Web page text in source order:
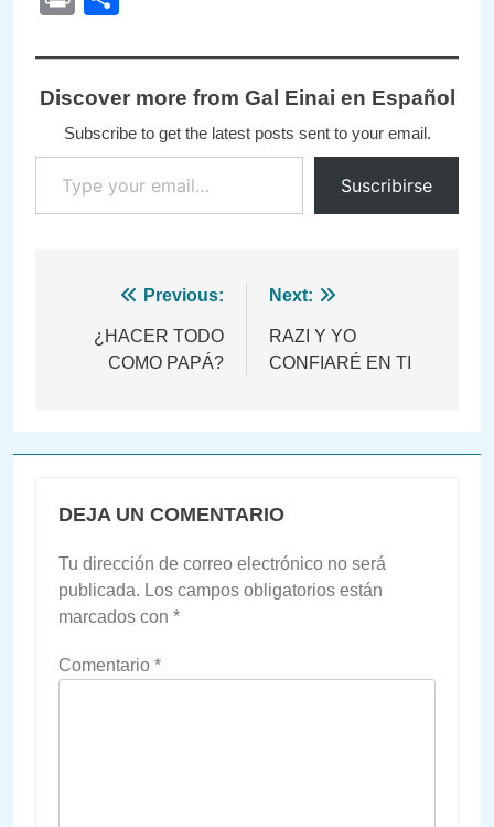
Discover more from Gal Einai en Español
Subscribe to get the latest posts sent to your email.
Type your email…
Suscribirse
Navegación
Previous:
¿HACER TODO
COMO PAPÁ?
Next:
RAZI Y YO
CONFIARÉ EN TI
DEJA UN COMENTARIO
Tu dirección de correo electrónico no será
publicada. Los campos obligatorios están
marcados con *
Comentario *